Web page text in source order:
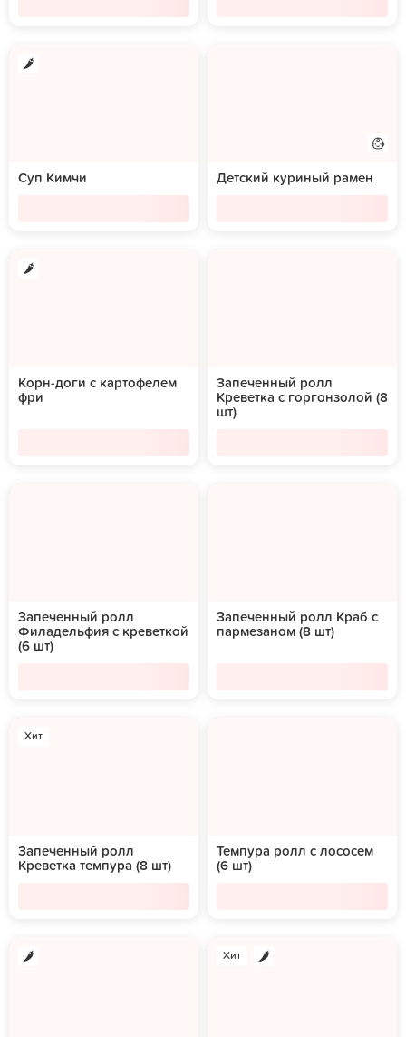
Суп Кимчи Детский куриный рамен
Корн-доги с картофелем
фри
Запеченный ролл
Креветка с горгонзолой (8
шт)
Запеченный ролл
Филадельфия с креветкой
(6 шт)
Запеченный ролл Краб с
пармезаном (8 шт)
Хит
Запеченный ролл
Креветка темпура (8 шт)
Темпура ролл с лососем
(6 шт)
Хит